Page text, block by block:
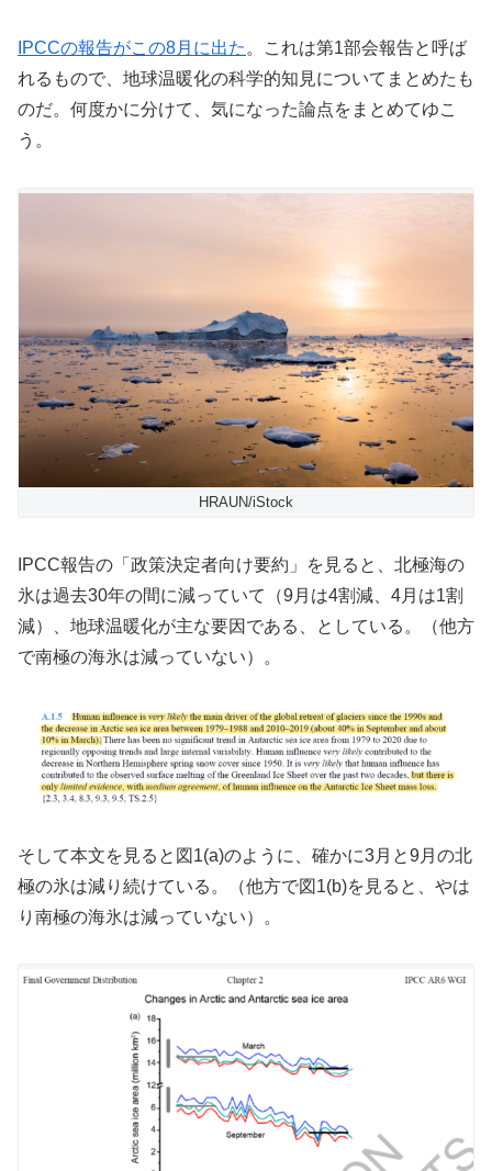
IPCCの報告がこの8月に出た 。これは第1部会報告と呼ば
れるもので、地球温暖化の科学的知見についてまとめたも
のだ。何度かに分けて、気になった論点をまとめてゆこ
う。
HRAUN/iStock
IPCC報告の「政策決定者向け要約」を見ると、北極海の
氷は過去30年の間に減っていて（9月は4割減、4月は1割
減）、地球温暖化が主な要因である、としている。（他方
で南極の海氷は減っていない）。
そして本文を見ると図1(a)のように、確かに3月と9月の北
極の氷は減り続けている。（他方で図1(b)を見ると、やは
り南極の海氷は減っていない）。